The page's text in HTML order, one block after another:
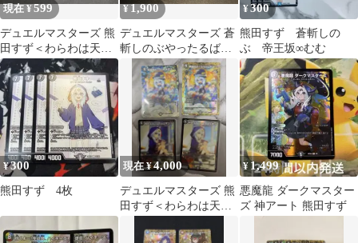
現在 ¥599
デュエルマスターズ 熊
田すず＜わらわは天
才！＞ 4枚セット
¥1,900
デュエルマスターズ 蒼
斬しのぶやったるば
い！ 熊田すずくわらわ
は天才！
¥300
熊田すず 蒼斬しの
ぶ 帝王坂∞むむ
¥300
熊田すず 4枚
現在 ¥4,000
デュエルマスターズ 熊
田すず＜わらわは天
クレット レア
¥ 1,499
悪魔龍 ダークマスター
ズ 神アート 熊田すず